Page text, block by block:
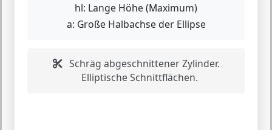
hl: Lange Höhe (Maximum)
a: Große Halbachse der Ellipse
Schräg abgeschnittener Zylinder.
Elliptische Schnittflächen.